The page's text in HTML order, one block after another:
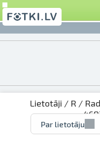
Lietotāji / R /
Par lietotāju